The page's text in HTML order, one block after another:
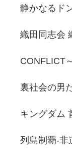
静かなるド
織田同志会
CONFLICT
裏社会の男
キングダム
列島制覇-非